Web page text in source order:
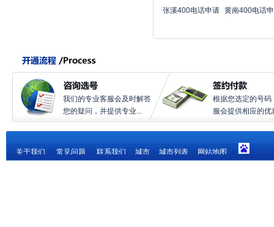
张溪400电话申请 黄南400电话
我们的专业客服会及时解答
您的疑问，并提供专业...
根据您选定的号码
服会提供相应的优
关于我们 常见问题 联系我们 城市 城市列表 网站地图